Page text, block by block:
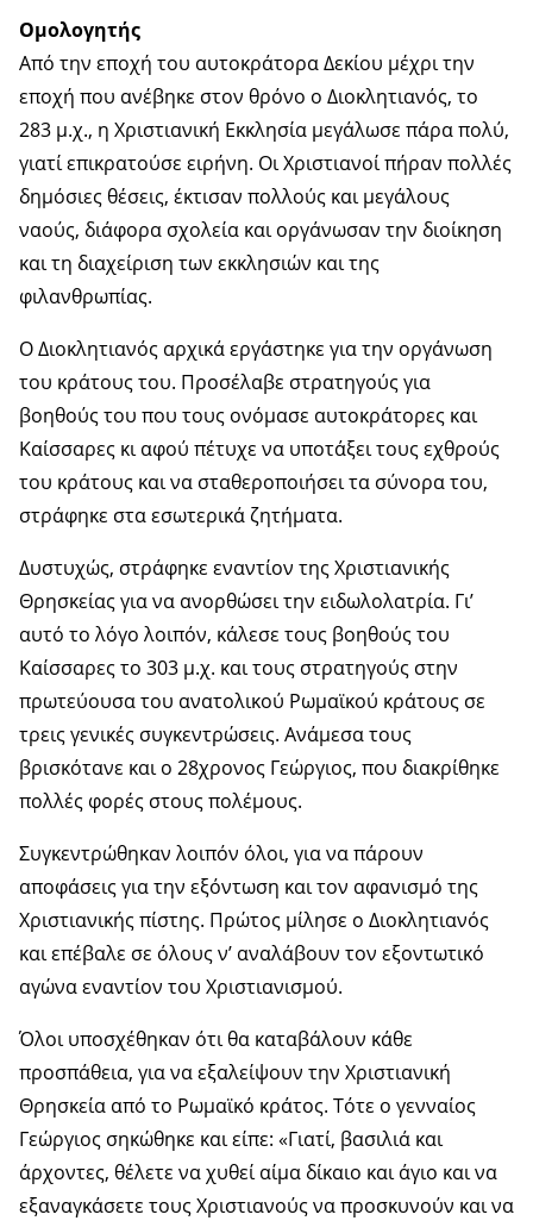
Ομολογητής
Από την εποχή του αυτοκράτορα Δεκίου μέχρι την
εποχή που ανέβηκε στον θρόνο ο Διοκλητιανός, το
283 μ.χ., η Χριστιανική Εκκλησία μεγάλωσε πάρα πολύ,
γιατί επικρατούσε ειρήνη. Οι Χριστιανοί πήραν πολλές
δημόσιες θέσεις, έκτισαν πολλούς και μεγάλους
ναούς, διάφορα σχολεία και οργάνωσαν την διοίκηση
και τη διαχείριση των εκκλησιών και της
φιλανθρωπίας.
Ο Διοκλητιανός αρχικά εργάστηκε για την οργάνωση
του κράτους του. Προσέλαβε στρατηγούς για
βοηθούς του που τους ονόμασε αυτοκράτορες και
Καίσσαρες κι αφού πέτυχε να υποτάξει τους εχθρούς
του κράτους και να σταθεροποιήσει τα σύνορα του,
στράφηκε στα εσωτερικά ζητήματα.
Δυστυχώς, στράφηκε εναντίον της Χριστιανικής
Θρησκείας για να ανορθώσει την ειδωλολατρία. Γι’
αυτό το λόγο λοιπόν, κάλεσε τους βοηθούς του
Καίσσαρες το 303 μ.χ. και τους στρατηγούς στην
πρωτεύουσα του ανατολικού Ρωμαϊκού κράτους σε
τρεις γενικές συγκεντρώσεις. Ανάμεσα τους
βρισκότανε και ο 28χρονος Γεώργιος, που διακρίθηκε
πολλές φορές στους πολέμους.
Συγκεντρώθηκαν λοιπόν όλοι, για να πάρουν
αποφάσεις για την εξόντωση και τον αφανισμό της
Χριστιανικής πίστης. Πρώτος μίλησε ο Διοκλητιανός
και επέβαλε σε όλους ν’ αναλάβουν τον εξοντωτικό
αγώνα εναντίον του Χριστιανισμού.
Όλοι υποσχέθηκαν ότι θα καταβάλουν κάθε
προσπάθεια, για να εξαλείψουν την Χριστιανική
Θρησκεία από το Ρωμαϊκό κράτος. Τότε ο γενναίος
Γεώργιος σηκώθηκε και είπε: «Γιατί, βασιλιά και
άρχοντες, θέλετε να χυθεί αίμα δίκαιο και άγιο και να
εξαναγκάσετε τους Χριστιανούς να προσκυνούν και να